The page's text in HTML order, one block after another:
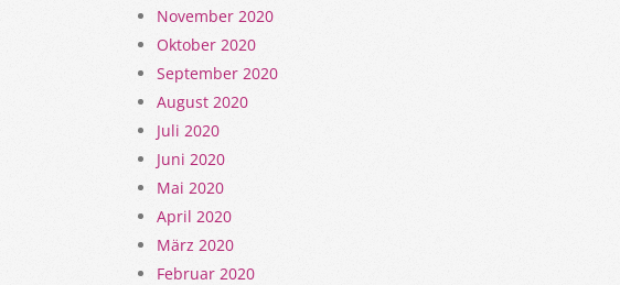
November 2020
Oktober 2020
September 2020
August 2020
Juli 2020
Juni 2020
Mai 2020
April 2020
März 2020
Februar 2020